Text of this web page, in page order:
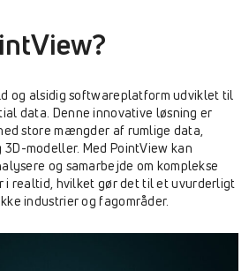
og alsidig softwareplatform udviklet til
data. Denne innovative løsning er
store mængder af rumlige data,
modeller. Med PointView kan
og samarbejde om komplekse
i realtid, hvilket gør det til et uvurderligt
industrier og fagområder.